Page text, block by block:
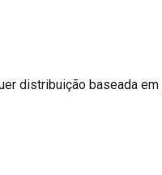
distribuição baseada em